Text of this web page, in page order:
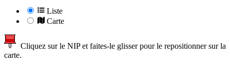
Liste
Carte
Cliquez sur le NIP et faites-le glisser pour le repositionner sur la
carte.